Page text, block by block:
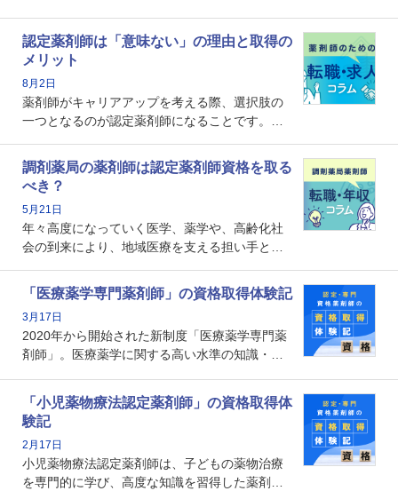
認定薬剤師は「意味ない」の理由と取得の
メリット
8月2日
薬剤師がキャリアアップを考える際、選択肢の
一つとなるのが認定薬剤師になることです。し
という声を聞いたことがあるかもしれません。
本記事では、認定薬剤師が「意味ない」といわ
れる理由や、取得するメリット、年収・キャリ
アへの影響を解説します。
調剤薬局の薬剤師は認定薬剤師資格を取る
べき？
5月21日
年々高度になっていく医学、薬学や、高齢化社
会の到来により、地域医療を支える担い手とし
で、重要度が増しているのが認定薬剤師という
資格です。認定薬剤師とはいったいどんな資格
なのでしょうか。それを取得するとどのような
メリットがあるのでしょうか。
「医療薬学専門薬剤師」の資格取得体験記
3月17日
2020年から開始された新制度「医療薬学専門薬
剤師」。医療薬学に関する高い水準の知識・技
となります。取得要件は多岐に渡り、審査も複
数回ありますが、患者さんに対して一定の能力
の証明になる資格と言えます。
「小児薬物療法認定薬剤師」の資格取得体
験記
2月17日
小児薬物療法認定薬剤師は、子どもの薬物治療
を専門的に学び、高度な知識を習得した薬剤師